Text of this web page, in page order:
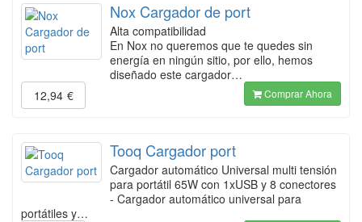
Nox Cargador de port
Alta compatibilidad
En Nox no queremos que te quedes sin
energía en ningún sitio, por ello, hemos
diseñado este cargador…
12,94 € Comprar Ahora
Tooq Cargador port
Cargador automático Universal multi tensión
para portátil 65W con 1xUSB y 8 conectores
- Cargador automático universal para
portátiles y…